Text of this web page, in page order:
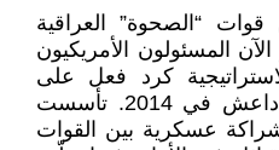
“الصحوة” العراقية
المسئولون الأمريكيون
كرد فعل على
فشلهم الكارثي في احتواء داعش في 2014. تأسست
شراكة عسكرية بين القوات